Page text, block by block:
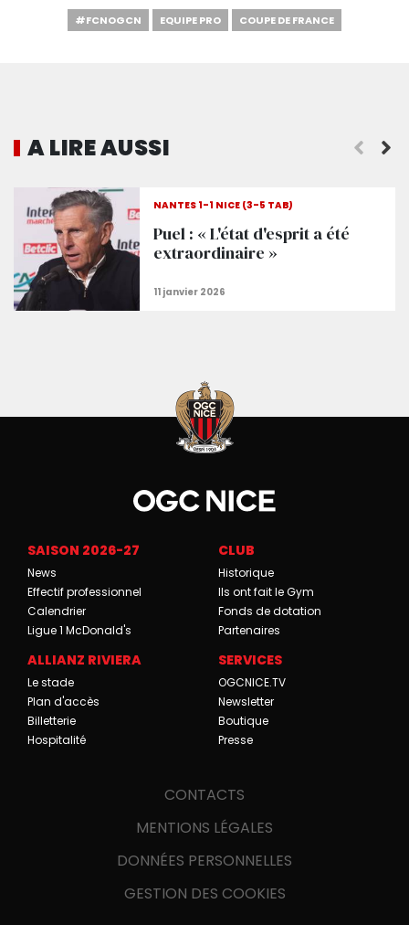
#FCNOGCN EQUIPE PRO COUPE DE FRANCE
A LIRE AUSSI
NANTES 1-1 NICE (3-5 TAB)
Puel : « L'état d'esprit a été
extraordinaire »
Il y a 12 ans, à la Beaujoire...
SAISON 2026-27
News
Effectif professionnel
Calendrier
Ligue 1 McDonald's
CLUB
Historique
Ils ont fait le Gym
Fonds de dotation
Partenaires
ALLIANZ RIVIERA
Le stade
Plan d'accès
Billetterie
Hospitalité
SERVICES
OGCNICE.TV
Newsletter
Boutique
Presse
CONTACTS
MENTIONS LÉGALES
DONNÉES PERSONNELLES
GESTION DES COOKIES